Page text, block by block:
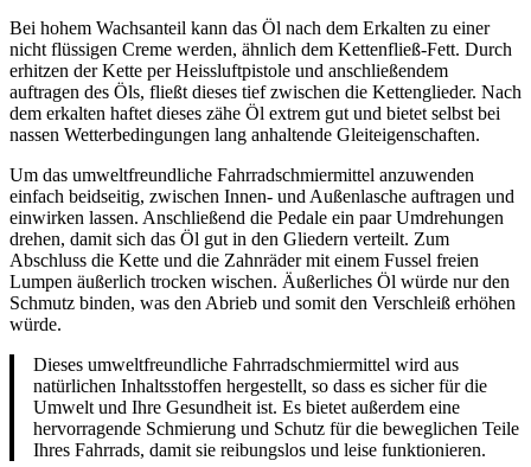
Bei hohem Wachsanteil kann das Öl nach dem Erkalten zu einer
nicht flüssigen Creme werden, ähnlich dem Kettenfließ-Fett. Durch
erhitzen der Kette per Heissluftpistole und anschließendem
auftragen des Öls, fließt dieses tief zwischen die Kettenglieder. Nach
dem erkalten haftet dieses zähe Öl extrem gut und bietet selbst bei
nassen Wetterbedingungen lang anhaltende Gleiteigenschaften.
Um das umweltfreundliche Fahrradschmiermittel anzuwenden
einfach beidseitig, zwischen Innen- und Außenlasche auftragen und
einwirken lassen. Anschließend die Pedale ein paar Umdrehungen
drehen, damit sich das Öl gut in den Gliedern verteilt. Zum
Abschluss die Kette und die Zahnräder mit einem Fussel freien
Lumpen äußerlich trocken wischen. Äußerliches Öl würde nur den
Schmutz binden, was den Abrieb und somit den Verschleiß erhöhen
würde.
Dieses umweltfreundliche Fahrradschmiermittel wird aus
natürlichen Inhaltsstoffen hergestellt, so dass es sicher für die
Umwelt und Ihre Gesundheit ist. Es bietet außerdem eine
hervorragende Schmierung und Schutz für die beweglichen Teile
Ihres Fahrrads, damit sie reibungslos und leise funktionieren.